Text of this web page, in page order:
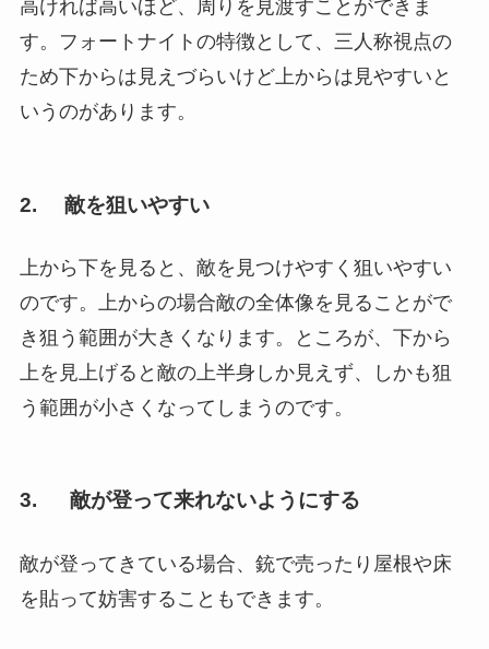
高ければ高いほど、周りを見渡すことができま
す。フォートナイトの特徴として、三人称視点の
ため下からは見えづらいけど上からは見やすいと
いうのがあります。
2. 敵を狙いやすい
上から下を見ると、敵を見つけやすく狙いやすい
のです。上からの場合敵の全体像を見ることがで
き狙う範囲が大きくなります。ところが、下から
上を見上げると敵の上半身しか見えず、しかも狙
う範囲が小さくなってしまうのです。
3. 敵が登って来れないようにする
敵が登ってきている場合、銃で売ったり屋根や床
を貼って妨害することもできます。